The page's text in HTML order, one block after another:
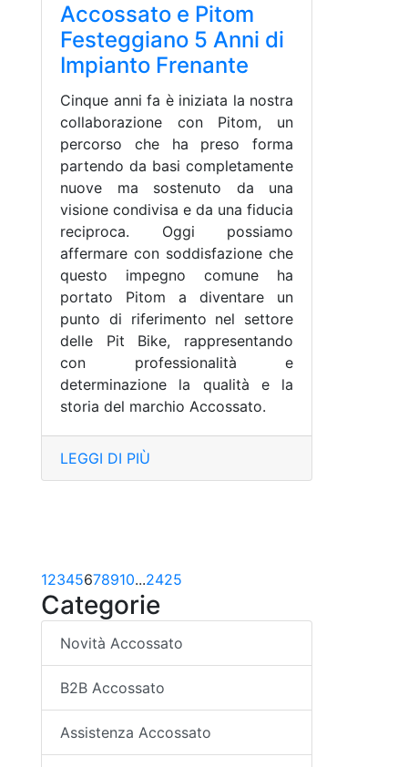
Accossato e Pitom
Festeggiano 5 Anni di
Impianto Frenante
Cinque anni fa è iniziata la nostra
collaborazione con Pitom, un
percorso che ha preso forma
partendo da basi completamente
nuove ma sostenuto da una
visione condivisa e da una fiducia
reciproca. Oggi possiamo
affermare con soddisfazione che
questo impegno comune ha
portato Pitom a diventare un
punto di riferimento nel settore
delle Pit Bike, rappresentando
con professionalità e
determinazione la qualità e la
storia del marchio Accossato.
LEGGI DI PIÙ
12345678910...2425
Categorie
Novità Accossato
B2B Accossato
Assistenza Accossato